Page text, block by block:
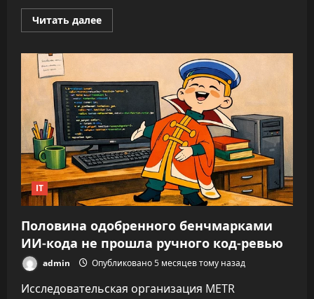
Читать далееПрочитать
больше
нагрузку,
а
увеличивает
время
на
каждую
задачу
—
до
346%
IT
Половина одобренного бенчмарками
ИИ-кода не прошла ручного код-ревью
admin Опубликовано 5 месяцев тому назад
Исследовательская организация METR